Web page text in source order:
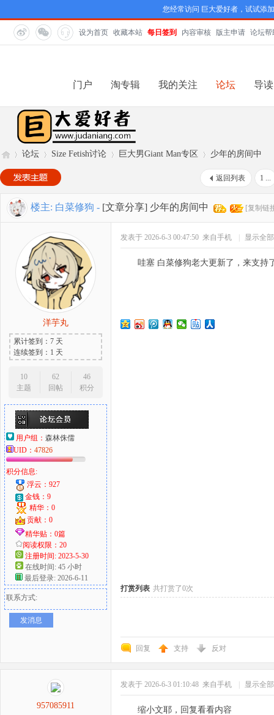
您经常访问 巨大爱好者，试试添
设为首页 收藏本站 每日签到 内容审核 版主申请 论坛帮
门户 淘专辑 我的关注 论坛 导读
巨
爱
好
»
论坛
›
Size Fetish讨论
›
巨大男Giant Man专区
›
少年的房间中
1 ...
返回列表
楼主: 白菜修狗 - [文章分享] 少年的房间中 [复制链
洋芋丸
累计签到：7 天
连续签到：1 天
10
主题
62
回帖
46
积分
用户组： 森林侏儒
UID： 47826
积分信息:
浮云：927
金钱：9
精华：0
贡献：0
精华贴：0篇
阅读权限：20
注册时间: 2023-5-30
在线时间: 45 小时
最后登录: 2026-6-11
联系方式:
发消息
发表于 2026-6-3 00:47:50 来自手机 显示全
哇塞 白菜修狗老大更新了，来支持
打赏列表 共打赏了0次
回复 支持 反对
957085911
发表于 2026-6-3 01:10:48 来自手机 显示全
缩小文耶，回复看看内容